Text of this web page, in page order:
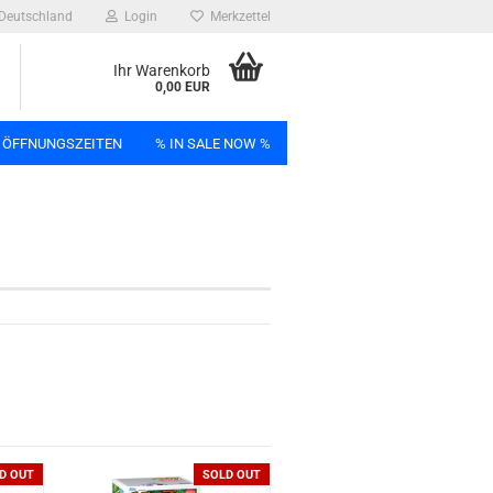
Deutschland Login Merkzettel
Ihr Warenkorb
0,00 EUR
% IN SALE NOW %
OUT SOLD OUT